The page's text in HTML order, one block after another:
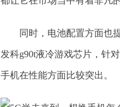
同时，电池配置方面也
发科g90t液冷游戏芯片，针
手机在性能方面比较突出。